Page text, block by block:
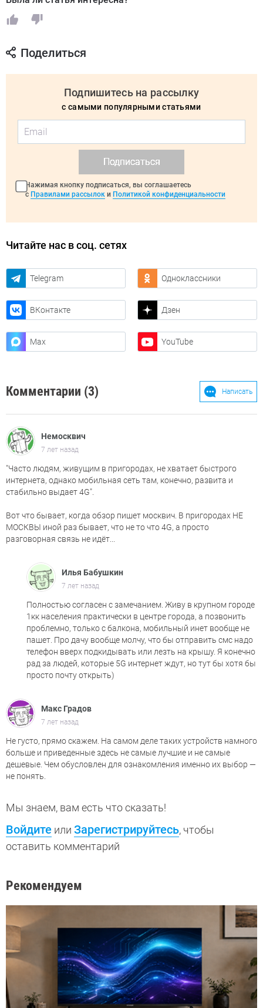
Поделиться
Подпишитесь на рассылку
с самыми популярными статьями
Подписаться
Нажимая кнопку подписаться, вы соглашаетесь
с Правилами рассылок и Политикой конфиденциальности
Читайте нас в соц. сетях
Telegram Одноклассники
ВКонтакте Дзен
Max YouTube
Комментарии (3) Написать
Немосквич
7 лет назад
"Часто людям, живущим в пригородах, не хватает быстрого
интернета, однако мобильная сеть там, конечно, развита и
стабильно выдает 4G".
Вот что бывает, когда обзор пишет москвич. В пригородах НЕ
МОСКВЫ иной раз бывает, что не то что 4G, а просто
разговорная связь не идёт...
Илья Бабушкин
7 лет назад
Полностью согласен с замечанием. Живу в крупном городе
1кк населения практически в центре города, а позвонить
проблемно, только с балкона, мобильный инет вообще не
пашет. Про дачу вообще молчу, что бы отправить смс надо
телефон вверх подкидывать или лезть на крышу. Я конечно
рад за людей, которые 5G интернет ждут, но тут бы хотя бы
просто почту открыть)
Макс Градов
7 лет назад
Не густо, прямо скажем. На самом деле таких устройств намного
больше и приведенные здесь не самые лучшие и не самые
дешевые. Чем обусловлен для ознакомления именно их выбор —
не понять.
Мы знаем, вам есть что сказать!
Войдите или Зарегистрируйтесь, чтобы
оставить комментарий
Рекомендуем